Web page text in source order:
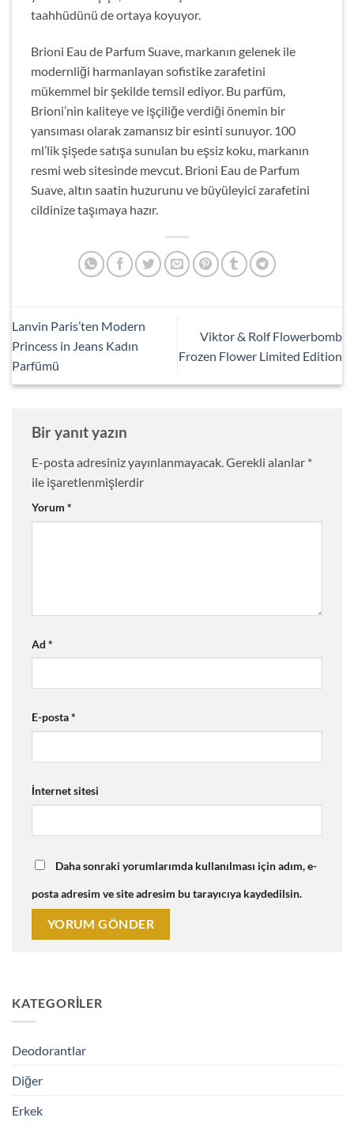
taahhüdünü de ortaya koyuyor.
Brioni Eau de Parfum Suave, markanın gelenek ile
modernliği harmanlayan sofistike zarafetini
mükemmel bir şekilde temsil ediyor. Bu parfüm,
Brioni’nin kaliteye ve işçiliğe verdiği önemin bir
yansıması olarak zamansız bir esinti sunuyor. 100
ml’lik şişede satışa sunulan bu eşsiz koku, markanın
resmi web sitesinde mevcut. Brioni Eau de Parfum
Suave, altın saatin huzurunu ve büyüleyici zarafetini
cildinize taşımaya hazır.
Lanvin Paris’ten Modern
Princess in Jeans Kadın
Parfümü
Viktor & Rolf Flowerbomb
Frozen Flower Limited Edition
Bir yanıt yazın
E-posta adresiniz yayınlanmayacak.Gerekli alanlar *
ile işaretlenmişlerdir
Yorum *
Ad *
E-posta*
İnternet sitesi
Daha sonraki yorumlarımda kullanılması için adım, e-
posta adresim ve site adresim bu tarayıcıya kaydedilsin.
KATEGORILER
Deodorantlar
Diğer
Erkek